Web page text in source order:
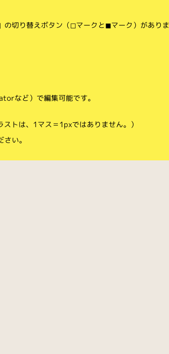
の切り替えボタン（◻︎マークと◼︎マーク）がありま
など）で編集可能です。
トは、1マス＝1pxではありません。）
い。